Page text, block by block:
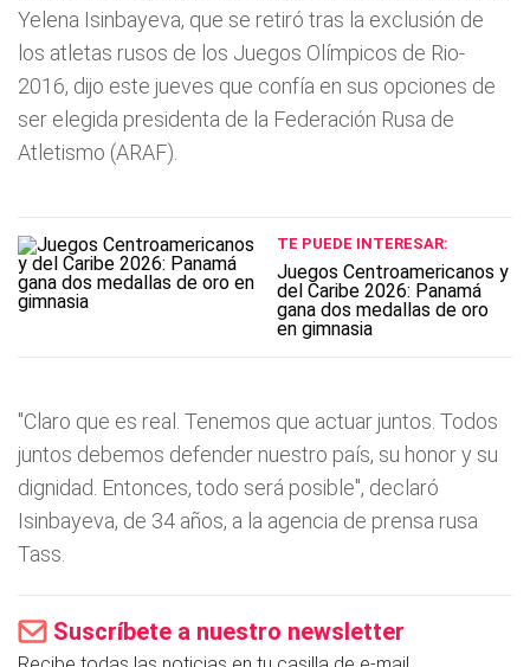
Yelena Isinbayeva, que se retiró tras la exclusión de
los atletas rusos de los Juegos Olímpicos de Rio-
2016, dijo este jueves que confía en sus opciones de
ser elegida presidenta de la Federación Rusa de
Atletismo (ARAF).
TE PUEDE INTERESAR:
Juegos Centroamericanos y
del Caribe 2026: Panamá
gana dos medallas de oro
en gimnasia
"Claro que es real. Tenemos que actuar juntos. Todos
juntos debemos defender nuestro país, su honor y su
dignidad. Entonces, todo será posible", declaró
Isinbayeva, de 34 años, a la agencia de prensa rusa
Tass.
Suscríbete a nuestro newsletter